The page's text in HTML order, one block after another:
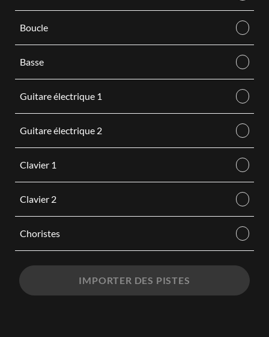
Boucle
Basse
Guitare électrique 1
Guitare électrique 2
Clavier 1
Clavier 2
Choristes
IMPORTER DES PISTES